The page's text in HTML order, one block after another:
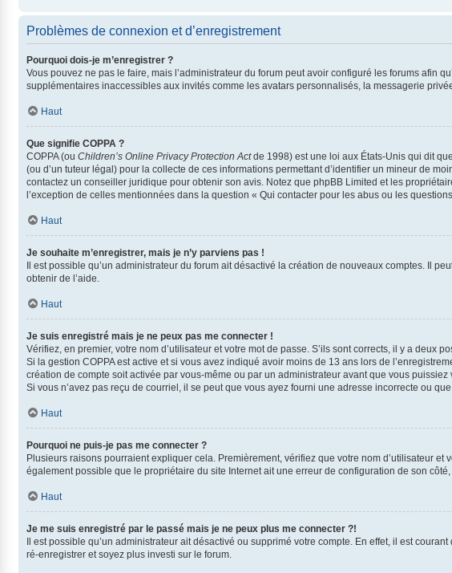
Problèmes de connexion et d’enregistrement
Pourquoi dois-je m’enregistrer ?
Vous pouvez ne pas le faire, mais l’administrateur du forum peut avoir configuré les forums afin
supplémentaires inaccessibles aux invités comme les avatars personnalisés, la messagerie
Haut
Que signifie COPPA ?
COPPA (ou Children’s Online Privacy Protection Actde 1998) est une loi aux États-Unis qui dit
(ou d’un tuteur légal) pour la collecte de ces informations permettant d’identifier un mineur de
contactez un conseiller juridique pour obtenir son avis. Notez que phpBB Limited et les
l’exception de celles mentionnées dans la question « Qui contacter pour les abus ou les
Haut
Je souhaite m’enregistrer, mais je n’y parviens pas !
Il est possible qu’un administrateur du forum ait désactivé la création de nouveaux comptes. Il
obtenir de l’aide.
Haut
Je suis enregistré mais je ne peux pas me connecter !
Vérifiez, en premier, votre nom d’utilisateur et votre mot de passe. S’ils sont corrects, il y a deux
Si la gestion COPPA est active et si vous avez indiqué avoir moins de 13 ans lors de
création de compte soit activée par vous-même ou par un administrateur avant que vous
Si vous n’avez pas reçu de courriel, il se peut que vous ayez fourni une adresse incorrecte ou
Haut
Pourquoi ne puis-je pas me connecter ?
Plusieurs raisons pourraient expliquer cela. Premièrement, vérifiez que votre nom d’utilisateur
également possible que le propriétaire du site Internet ait une erreur de configuration de son côté,
Haut
Je me suis enregistré par le passé mais je ne peux plus me connecter ?!
Il est possible qu’un administrateur ait désactivé ou supprimé votre compte. En effet, il est
ré-enregistrer et soyez plus investi sur le forum.